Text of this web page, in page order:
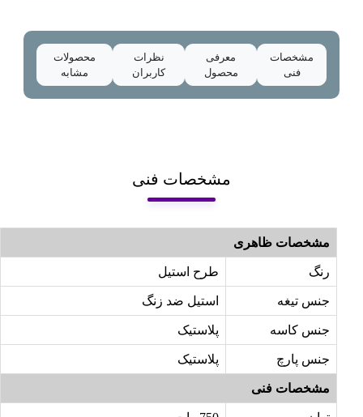
مشخصات
فنی
معرفی
محصول
نظرات
کاربران
محصولات
مشابه
مشخصات فنی
مشخصات ظاهری
رنگ طرح استیل
جنس تیغه استیل ضد زنگ
جنس کاسه پلاستیک
جنس پارچ پلاستیک
مشخصات فنی